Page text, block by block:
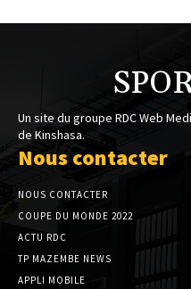
Un site du groupe RDC Web
de Kinshasa.
Nous contacter
NOUS CONTACTER
COUPE DU MONDE 2022
ACTU RDC
TP MAZEMBE NEWS
APPLI MOBILE